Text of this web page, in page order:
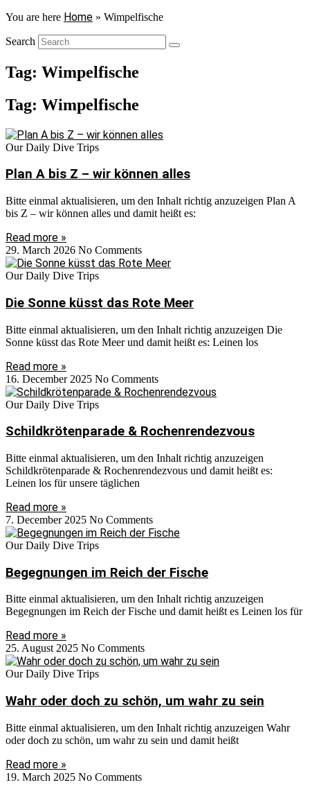
You are here Home » Wimpelfische
Search
Tag: Wimpelfische
Tag: Wimpelfische
Our Daily Dive Trips
Plan A bis Z – wir können alles
Bitte einmal aktualisieren, um den Inhalt richtig anzuzeigen Plan A
bis Z – wir können alles und damit heißt es:
Read more »
29. March 2026 No Comments
Our Daily Dive Trips
Die Sonne küsst das Rote Meer
Bitte einmal aktualisieren, um den Inhalt richtig anzuzeigen Die
Sonne küsst das Rote Meer und damit heißt es: Leinen los
Read more »
16. December 2025 No Comments
Our Daily Dive Trips
Schildkrötenparade & Rochenrendezvous
Bitte einmal aktualisieren, um den Inhalt richtig anzuzeigen
Schildkrötenparade & Rochenrendezvous und damit heißt es:
Leinen los für unsere täglichen
Read more »
7. December 2025 No Comments
Our Daily Dive Trips
Begegnungen im Reich der Fische
Bitte einmal aktualisieren, um den Inhalt richtig anzuzeigen
Begegnungen im Reich der Fische und damit heißt es Leinen los für
Read more »
25. August 2025 No Comments
Our Daily Dive Trips
Wahr oder doch zu schön, um wahr zu sein
Bitte einmal aktualisieren, um den Inhalt richtig anzuzeigen Wahr
oder doch zu schön, um wahr zu sein und damit heißt
Read more »
19. March 2025 No Comments